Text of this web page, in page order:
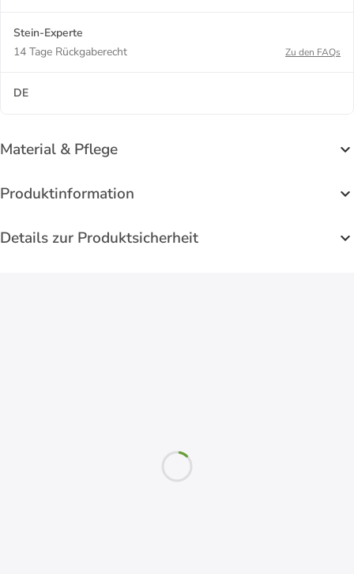
Stein-Experte
14 Tage Rückgaberecht
Zu den FAQs
DE
Material & Pflege
Produktinformation
Details zur Produktsicherheit